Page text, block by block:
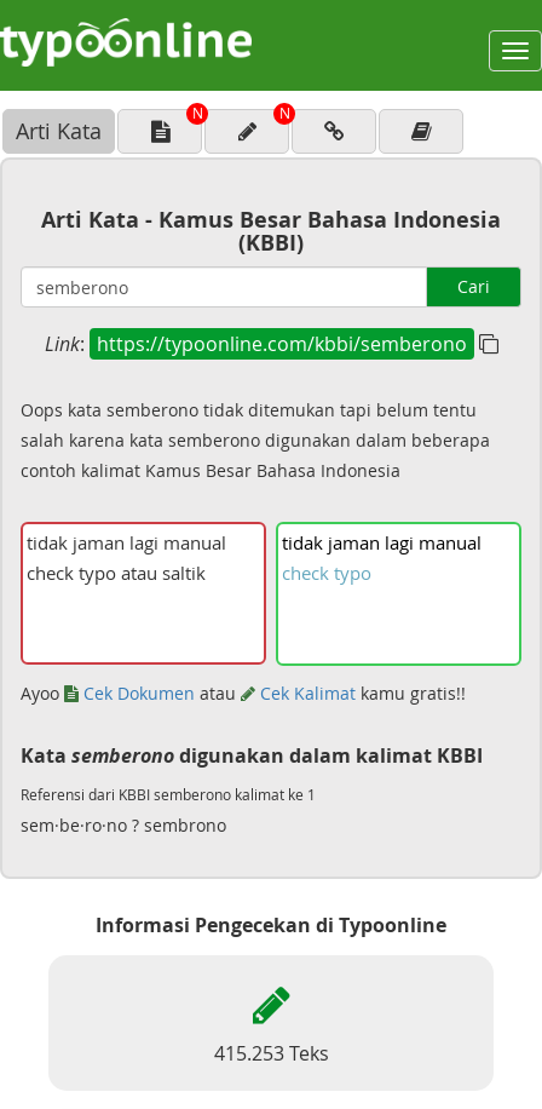
Arti Kata
N N
Arti Kata - Kamus Besar Bahasa Indonesia
(KBBI)
Cari
Link: https://typoonline.com/kbbi/semberono
Oops kata semberono tidak ditemukan tapi belum tentu
salah karena kata semberono digunakan dalam beberapa
contoh kalimat Kamus Besar Bahasa Indonesia
tidak jaman lagi manual
check typo
Ayoo Cek Dokumen atau Cek Kalimat kamu gratis!!
Kata semberonodigunakan dalam kalimat KBBI
Referensi dari KBBI semberono kalimat ke 1
sem·be·ro·no ? sembrono
Informasi Pengecekan di Typoonline
415.253 Teks